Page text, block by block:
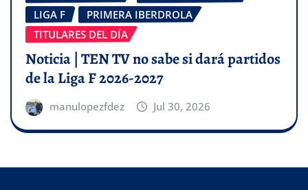
LIGA F
PRIMERA IBERDROLA
TITULARES DEL DÍA
Noticia | TEN TV no sabe si dará partidos
de la Liga F 2026-2027
manulopezfdez Jul 30, 2026